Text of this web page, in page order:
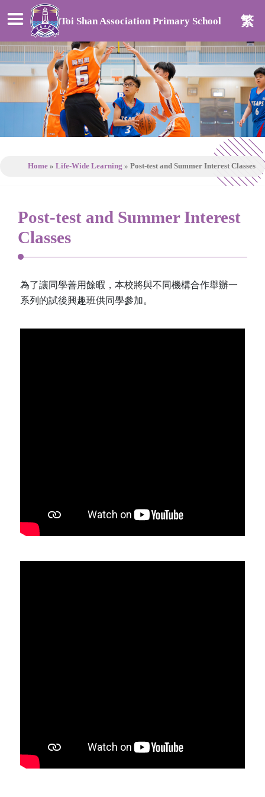
Toi Shan Association Primary School 繁
Home » Life-Wide Learning » Post-test and Summer Interest Classes
Post-test and Summer Interest
Classes
為了讓同學善用餘暇，本校將與不同機構合作舉辦一
系列的試後興趣班供同學參加。